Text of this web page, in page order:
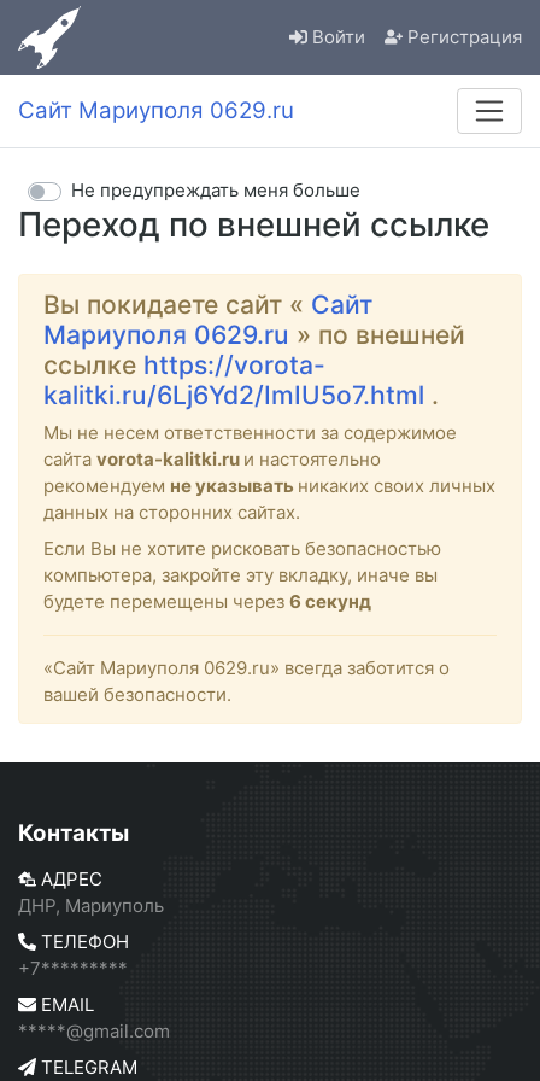
Войти Регистрация
Сайт Мариуполя 0629.ru
Переход по внешней ссылке
Не предупреждать меня больше
Вы покидаете сайт « Сайт
Мариуполя 0629.ru » по внешней
ссылке https://vorota-
kalitki.ru/6Lj6Yd2/ImIU5o7.html .
Мы не несем ответственности за содержимое
сайта vorota-kalitki.ru и настоятельно
рекомендуем не указывать никаких своих личных
данных на сторонних сайтах.
Если Вы не хотите рисковать безопасностью
компьютера, закройте эту вкладку, иначе вы
будете перемещены через 6 секунд
«Сайт Мариуполя 0629.ru» всегда заботится о
вашей безопасности.
Контакты
АДРЕС
ДНР, Мариуполь
ТЕЛЕФОН
+7*********
EMAIL
*****@gmail.com
TELEGRAM